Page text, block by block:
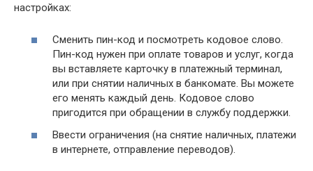
настройках:
Сменить пин-код и посмотреть кодовое слово.
Пин-код нужен при оплате товаров и услуг, когда
вы вставляете карточку в платежный терминал,
или при снятии наличных в банкомате. Вы можете
его менять каждый день. Кодовое слово
пригодится при обращении в службу поддержки.
Ввести ограничения (на снятие наличных, платежи
в интернете, отправление переводов).